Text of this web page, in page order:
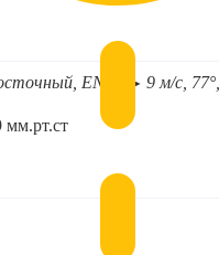
ENE
➤ 9 м/с, 77°,
мм.рт.ст